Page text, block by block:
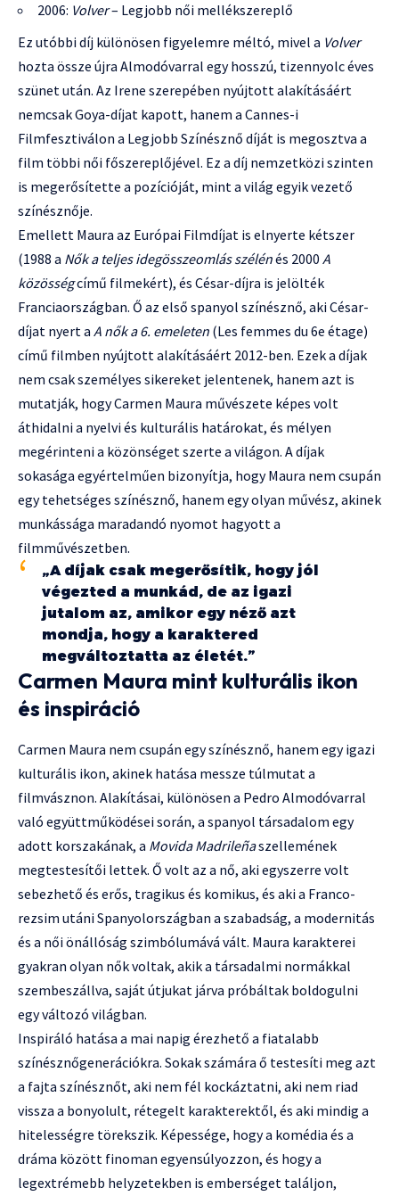
2006: Volver– Legjobb női mellékszereplő
Ez utóbbi díj különösen figyelemre méltó, mivel a Volver
hozta össze újra Almodóvarral egy hosszú, tizennyolc éves
szünet után. Az Irene szerepében nyújtott alakításáért
nemcsak Goya-díjat kapott, hanem a Cannes-i
Filmfesztiválon a Legjobb Színésznő díját is megosztva a
film többi női főszereplőjével. Ez a díj nemzetközi szinten
is megerősítette a pozícióját, mint a világ egyik vezető
színésznője.
Emellett Maura az Európai Filmdíjat is elnyerte kétszer
(1988 a Nők a teljes idegösszeomlás szélénés 2000 A
közösségcímű filmekért), és César-díjra is jelölték
Franciaországban. Ő az első spanyol színésznő, aki César-
díjat nyert a A nők a 6. emeleten (Les femmes du 6e étage)
című filmben nyújtott alakításáért 2012-ben. Ezek a díjak
nem csak személyes sikereket jelentenek, hanem azt is
mutatják, hogy Carmen Maura művészete képes volt
áthidalni a nyelvi és kulturális határokat, és mélyen
megérinteni a közönséget szerte a világon. A díjak
sokasága egyértelműen bizonyítja, hogy Maura nem csupán
egy tehetséges színésznő, hanem egy olyan művész, akinek
munkássága maradandó nyomot hagyott a
filmművészetben.
„A díjak csak megerősítik, hogy jól
végezted a munkád, de az igazi
jutalom az, amikor egy néző azt
mondja, hogy a karaktered
megváltoztatta az életét.”
Carmen Maura mint kulturális ikon
és inspiráció
Carmen Maura nem csupán egy színésznő, hanem egy igazi
kulturális ikon, akinek hatása messze túlmutat a
filmvásznon. Alakításai, különösen a Pedro Almodóvarral
való együttműködései során, a spanyol társadalom egy
adott korszakának, a Movida Madrileñaszellemének
megtestesítői lettek. Ő volt az a nő, aki egyszerre volt
sebezhető és erős, tragikus és komikus, és aki a Franco-
rezsim utáni Spanyolországban a szabadság, a modernitás
és a női önállóság szimbólumává vált. Maura karakterei
gyakran olyan nők voltak, akik a társadalmi normákkal
szembeszállva, saját útjukat járva próbáltak boldogulni
egy változó világban.
Inspiráló hatása a mai napig érezhető a fiatalabb
színésznőgenerációkra. Sokak számára ő testesíti meg azt
a fajta színésznőt, aki nem fél kockáztatni, aki nem riad
vissza a bonyolult, rétegelt karakterektől, és aki mindig a
hitelességre törekszik. Képessége, hogy a komédia és a
dráma között finoman egyensúlyozzon, és hogy a
legextrémebb helyzetekben is emberséget találjon,